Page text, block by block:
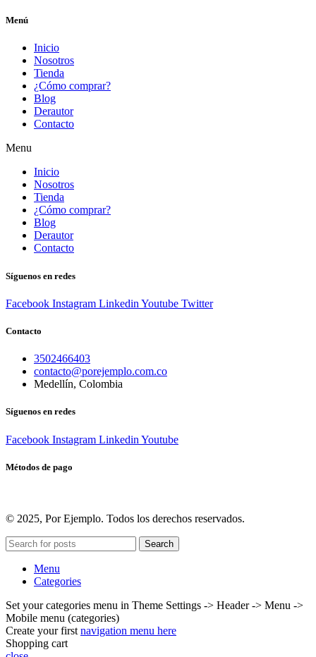
Menú
Inicio
Nosotros
Tienda
¿Cómo comprar?
Blog
Derautor
Contacto
Menu
Inicio
Nosotros
Tienda
¿Cómo comprar?
Blog
Derautor
Contacto
Síguenos en redes
Facebook Instagram Linkedin Youtube Twitter
Contacto
3502466403
contacto@porejemplo.com.co
Medellín, Colombia
Síguenos en redes
Facebook Instagram Linkedin Youtube
Métodos de pago
© 2025, Por Ejemplo. Todos los derechos reservados.
Search
Menu
Categories
Set your categories menu in Theme Settings -> Header -> Menu ->
Mobile menu (categories)
Create your first navigation menu here
Shopping cart